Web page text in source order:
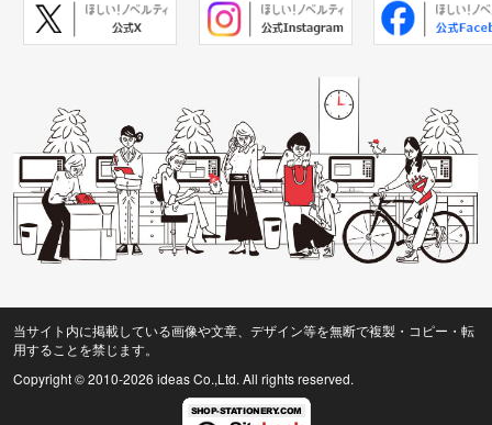
当サイト内に掲載している画像や文章、デザイン等を無断で複製・コピー・転
用することを禁じます。
Copyright © 2010-2026 ideas Co.,Ltd. All rights reserved.